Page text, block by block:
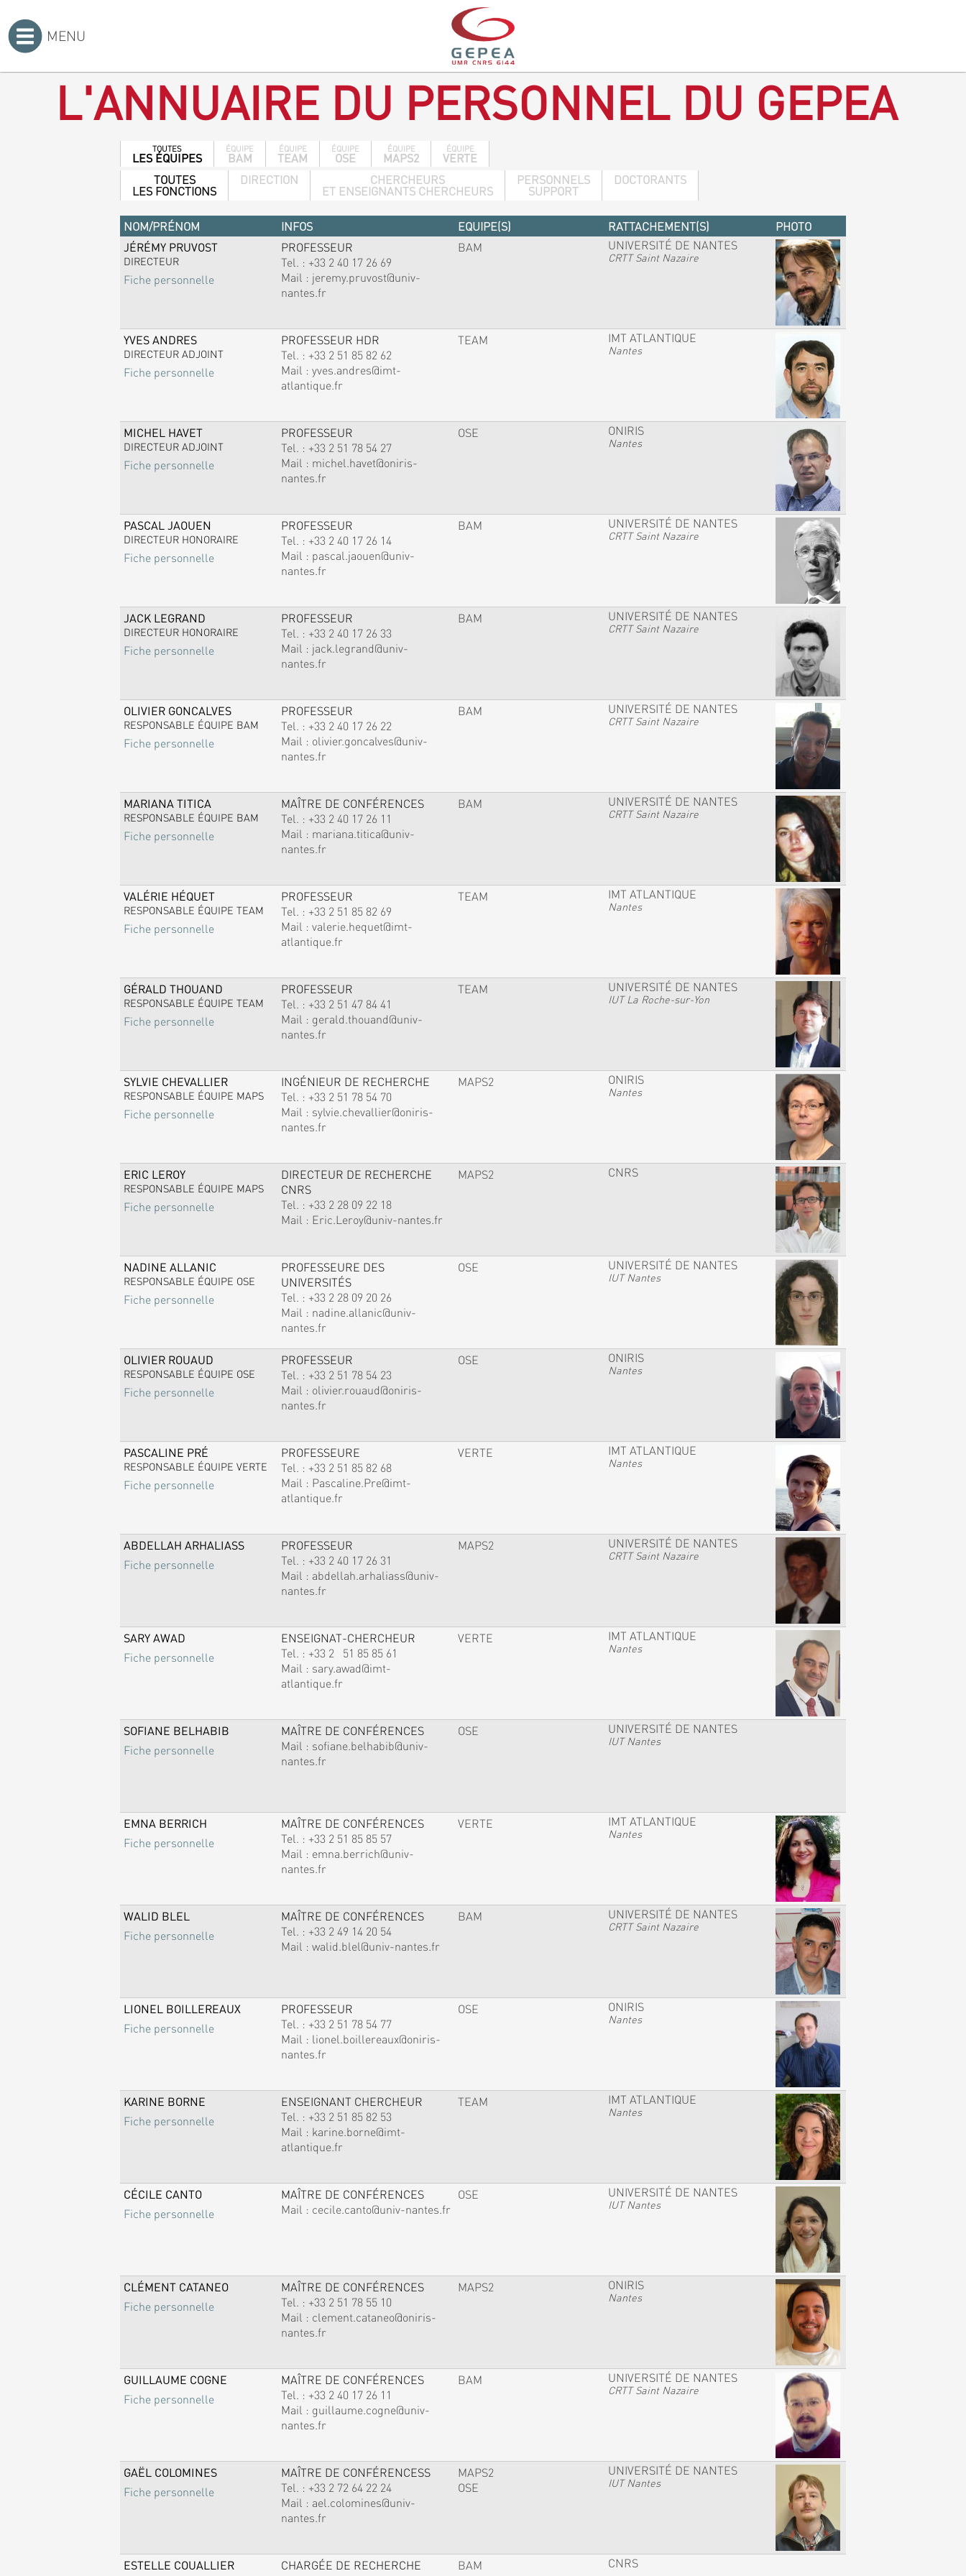
MENU
L'ANNUAIRE DU PERSONNEL DU GEPEA
TOUTES
LES ÉQUIPES
ÉQUIPE
BAM
ÉQUIPE
TEAM
ÉQUIPE
OSE
ÉQUIPE
MAPS2
ÉQUIPE
VERTE
TOUTES
LES FONCTIONS
DIRECTION CHERCHEURS
ET ENSEIGNANTS CHERCHEURS
PERSONNELS
SUPPORT
DOCTORANTS
NOM/PRÉNOM INFOS EQUIPE(S) RATTACHEMENT(S)
PHOTO
JÉRÉMY PRUVOST
DIRECTEUR
Fiche personnelle
PROFESSEUR
Tel. : +33 2 40 17 26 69
Mail : jeremy.pruvost@univ-
nantes.fr
BAM UNIVERSITÉ DE NANTES
CRTT Saint Nazaire
YVES ANDRES
DIRECTEUR ADJOINT
Fiche personnelle
PROFESSEUR HDR
Tel. : +33 2 51 85 82 62
Mail : yves.andres@imt-
atlantique.fr
TEAM IMT ATLANTIQUE
Nantes
MICHEL HAVET
DIRECTEUR ADJOINT
Fiche personnelle
PROFESSEUR
Tel. : +33 2 51 78 54 27
Mail : michel.havet@oniris-
nantes.fr
OSE ONIRIS
Nantes
PASCAL JAOUEN
DIRECTEUR HONORAIRE
Fiche personnelle
PROFESSEUR
Tel. : +33 2 40 17 26 14
Mail : pascal.jaouen@univ-
nantes.fr
BAM UNIVERSITÉ DE NANTES
CRTT Saint Nazaire
JACK LEGRAND
DIRECTEUR HONORAIRE
Fiche personnelle
PROFESSEUR
Tel. : +33 2 40 17 26 33
Mail : jack.legrand@univ-
nantes.fr
BAM UNIVERSITÉ DE NANTES
CRTT Saint Nazaire
OLIVIER GONCALVES
RESPONSABLE ÉQUIPE BAM
Fiche personnelle
PROFESSEUR
Tel. : +33 2 40 17 26 22
Mail : olivier.goncalves@univ-
nantes.fr
BAM UNIVERSITÉ DE NANTES
CRTT Saint Nazaire
MARIANA TITICA
RESPONSABLE ÉQUIPE BAM
Fiche personnelle
MAÎTRE DE CONFÉRENCES
Tel. : +33 2 40 17 26 11
Mail : mariana.titica@univ-
nantes.fr
BAM UNIVERSITÉ DE NANTES
CRTT Saint Nazaire
VALÉRIE HÉQUET
RESPONSABLE ÉQUIPE TEAM
Fiche personnelle
PROFESSEUR
Tel. : +33 2 51 85 82 69
Mail : valerie.hequet@imt-
atlantique.fr
TEAM IMT ATLANTIQUE
Nantes
GÉRALD THOUAND
RESPONSABLE ÉQUIPE TEAM
Fiche personnelle
PROFESSEUR
Tel. : +33 2 51 47 84 41
Mail : gerald.thouand@univ-
nantes.fr
TEAM UNIVERSITÉ DE NANTES
IUT La Roche-sur-Yon
SYLVIE CHEVALLIER
RESPONSABLE ÉQUIPE MAPS
Fiche personnelle
INGÉNIEUR DE RECHERCHE
Tel. : +33 2 51 78 54 70
Mail : sylvie.chevallier@oniris-
nantes.fr
MAPS2 ONIRIS
Nantes
ERIC LEROY
RESPONSABLE ÉQUIPE MAPS
Fiche personnelle
DIRECTEUR DE RECHERCHE
CNRS
Tel. : +33 2 28 09 22 18
Mail : Eric.Leroy@univ-nantes.fr
MAPS2 CNRS
NADINE ALLANIC
RESPONSABLE ÉQUIPE OSE
Fiche personnelle
PROFESSEURE DES
UNIVERSITÉS
Tel. : +33 2 28 09 20 26
Mail : nadine.allanic@univ-
nantes.fr
OSE UNIVERSITÉ DE NANTES
IUT Nantes
OLIVIER ROUAUD
RESPONSABLE ÉQUIPE OSE
Fiche personnelle
PROFESSEUR
Tel. : +33 2 51 78 54 23
Mail : olivier.rouaud@oniris-
nantes.fr
OSE ONIRIS
Nantes
PASCALINE PRÉ
RESPONSABLE ÉQUIPE VERTE
Fiche personnelle
PROFESSEURE
Tel. : +33 2 51 85 82 68
Mail : Pascaline.Pre@imt-
atlantique.fr
VERTE IMT ATLANTIQUE
Nantes
ABDELLAH ARHALIASS
Fiche personnelle
PROFESSEUR
Tel. : +33 2 40 17 26 31
Mail : abdellah.arhaliass@univ-
nantes.fr
MAPS2 UNIVERSITÉ DE NANTES
CRTT Saint Nazaire
SARY AWAD
Fiche personnelle
ENSEIGNAT-CHERCHEUR
Tel. : +33 2 51 85 85 61
Mail : sary.awad@imt-
atlantique.fr
VERTE IMT ATLANTIQUE
Nantes
SOFIANE BELHABIB
Fiche personnelle
MAÎTRE DE CONFÉRENCES
Mail : sofiane.belhabib@univ-
nantes.fr
OSE UNIVERSITÉ DE NANTES
IUT Nantes
EMNA BERRICH
Fiche personnelle
MAÎTRE DE CONFÉRENCES
Tel. : +33 2 51 85 85 57
Mail : emna.berrich@univ-
nantes.fr
VERTE IMT ATLANTIQUE
Nantes
WALID BLEL
Fiche personnelle
MAÎTRE DE CONFÉRENCES
Tel. : +33 2 49 14 20 54
Mail : walid.blel@univ-nantes.fr
BAM UNIVERSITÉ DE NANTES
CRTT Saint Nazaire
LIONEL BOILLEREAUX
Fiche personnelle
PROFESSEUR
Tel. : +33 2 51 78 54 77
Mail : lionel.boillereaux@oniris-
nantes.fr
OSE ONIRIS
Nantes
KARINE BORNE
Fiche personnelle
ENSEIGNANT CHERCHEUR
Tel. : +33 2 51 85 82 53
Mail : karine.borne@imt-
atlantique.fr
TEAM IMT ATLANTIQUE
Nantes
CÉCILE CANTO
Fiche personnelle
MAÎTRE DE CONFÉRENCES
Mail : cecile.canto@univ-nantes.fr
OSE UNIVERSITÉ DE NANTES
IUT Nantes
CLÉMENT CATANEO
Fiche personnelle
MAÎTRE DE CONFÉRENCES
Tel. : +33 2 51 78 55 10
Mail : clement.cataneo@oniris-
nantes.fr
MAPS2 ONIRIS
Nantes
GUILLAUME COGNE
Fiche personnelle
MAÎTRE DE CONFÉRENCES
Tel. : +33 2 40 17 26 11
Mail : guillaume.cogne@univ-
nantes.fr
BAM UNIVERSITÉ DE NANTES
CRTT Saint Nazaire
GAËL COLOMINES
Fiche personnelle
MAÎTRE DE CONFÉRENCESS
Tel. : +33 2 72 64 22 24
Mail : ael.colomines@univ-
nantes.fr
MAPS2
OSE
UNIVERSITÉ DE NANTES
IUT Nantes
ESTELLE COUALLIER
CHARGÉE DE RECHERCHE
BAM CNRS